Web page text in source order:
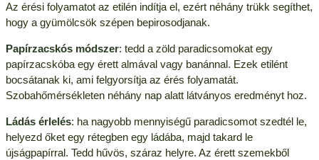
Az érési folyamatot az etilén indítja el, ezért néhány trükk segíthet,
hogy a gyümölcsök szépen bepirosodjanak.
Papírzacskós módszer: tedd a zöld paradicsomokat egy
papírzacskóba egy érett almával vagy banánnal. Ezek etilént
bocsátanak ki, ami felgyorsítja az érés folyamatát.
Szobahőmérsékleten néhány nap alatt látványos eredményt hoz.
Ládás érlelés: ha nagyobb mennyiségű paradicsomot szedtél le,
helyezd őket egy rétegben egy ládába, majd takard le
újságpapírral. Tedd hűvös, száraz helyre. Az érett szemekből